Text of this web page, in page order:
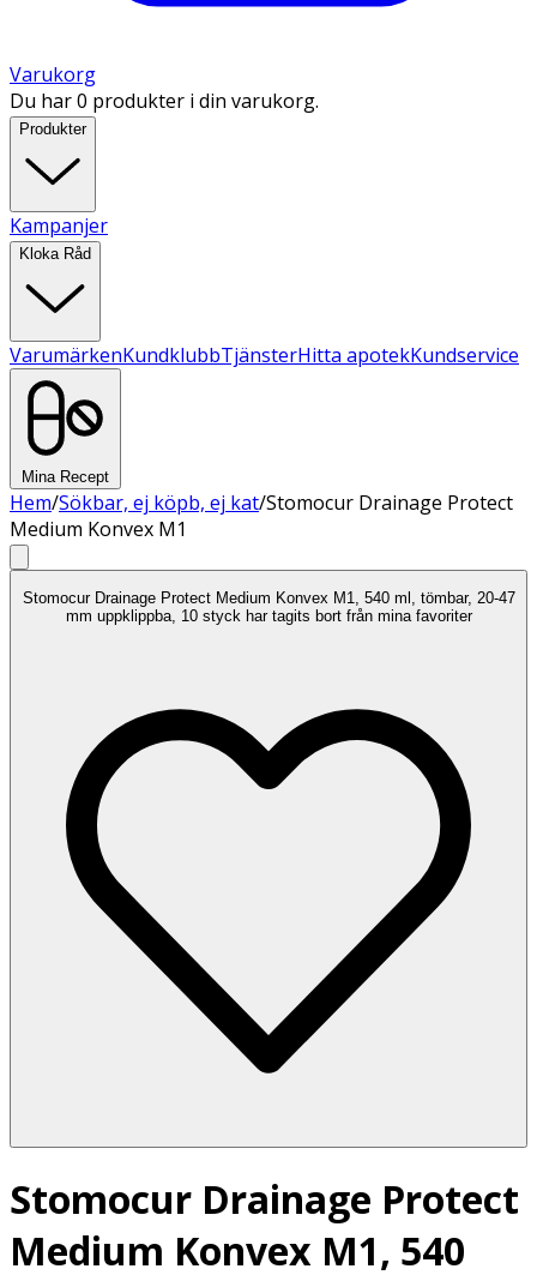
Varukorg
Du har 0 produkter i din varukorg.
Produkter
Kampanjer
Kloka Råd
VarumärkenKundklubbTjänsterHitta apotekKundservice
Mina Recept
Hem/Sökbar, ej köpb, ej kat/Stomocur Drainage Protect
Medium Konvex M1
Stomocur Drainage Protect Medium Konvex M1, 540 ml, tömbar, 20-47
mm uppklippba, 10 styck har tagits bort från mina favoriter
Stomocur Drainage Protect
Medium Konvex M1, 540